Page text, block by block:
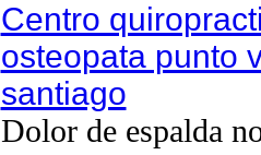
Centro
osteopata punto
santiago
Dolor de espalda